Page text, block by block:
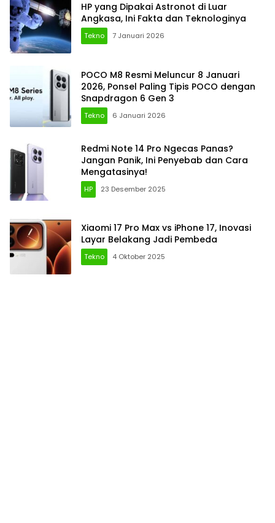
HP yang Dipakai Astronot di Luar
Angkasa, Ini Fakta dan Teknologinya
Tekno 7 Januari 2026
POCO M8 Resmi Meluncur 8 Januari
2026, Ponsel Paling Tipis POCO dengan
Snapdragon 6 Gen 3
Tekno 6 Januari 2026
Redmi Note 14 Pro Ngecas Panas?
Jangan Panik, Ini Penyebab dan Cara
Mengatasinya!
HP 23 Desember 2025
Xiaomi 17 Pro Max vs iPhone 17, Inovasi
Layar Belakang Jadi Pembeda
Tekno 4 Oktober 2025